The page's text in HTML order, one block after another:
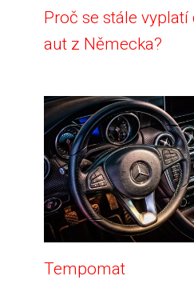
Proč se stále vyplatí
aut z Německa?
Tempomat